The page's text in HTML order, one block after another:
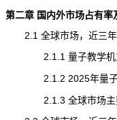
第二章 国内外市场占有率
2.1 全球市场，近三年
2.1.1 量子教学机主要
2.1.2 2025年量子教
2.1.3 全球市场主要企